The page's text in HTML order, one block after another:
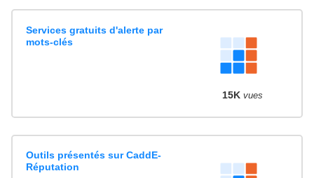
Services gratuits d'alerte par
mots-clés
15K vues
Outils présentés sur CaddE-
Réputation